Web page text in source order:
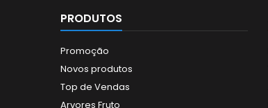
PRODUTOS
Promoção
Novos produtos
Top de Vendas
Arvores Fruto